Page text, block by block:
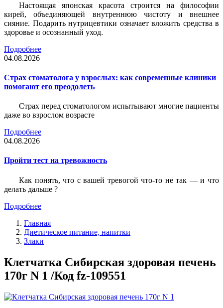
Настоящая японская красота строится на философии
кирей, объединяющей внутреннюю чистоту и внешнее
сияние. Подарить нутрицевтики означает вложить средства в
здоровье и осознанный уход.
Подробнее
04.08.2026
Страх стоматолога у взрослых: как современные клиники
помогают его преодолеть
Страх перед стоматологом испытывают многие пациенты
даже во взрослом возрасте
Подробнее
04.08.2026
Пройти тест на тревожность
Как понять, что с вашей тревогой что-то не так — и что
делать дальше ?
Подробнее
Главная
Диетическое питание, напитки
Злаки
Клетчатка Сибирская здоровая печень
170г N 1 /Код fz-109551